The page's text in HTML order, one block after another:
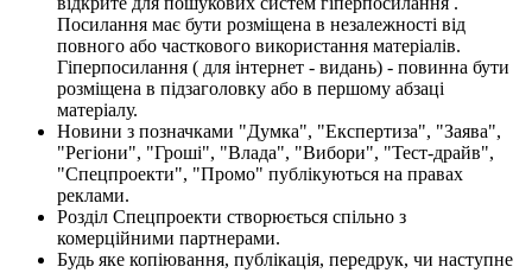
Посилання має бути розміщена в незалежності від
повного або часткового використання матеріалів.
Гіперпосилання ( для інтернет - видань) - повинна бути
розміщена в підзаголовку або в першому абзаці
матеріалу.
Новини з позначками "Думка", "Експертиза", "Заява",
"Регіони", "Гроші", "Влада", "Вибори", "Тест-драйв",
"Спецпроекти", "Промо" публікуються на правах
реклами.
Розділ Спецпроекти створюється спільно з
комерційними партнерами.
Будь яке копіювання, публікація, передрук, чи наступне